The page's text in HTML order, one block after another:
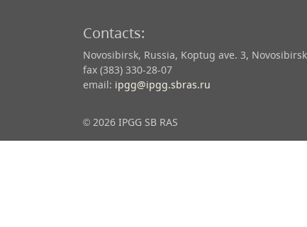
Contacts:
Novosibirsk, Russia, Koptug ave. 3,
fax (383) 330-28-07
email: ipgg@ipgg.sbras.ru
© 2026 IPGG SB RAS